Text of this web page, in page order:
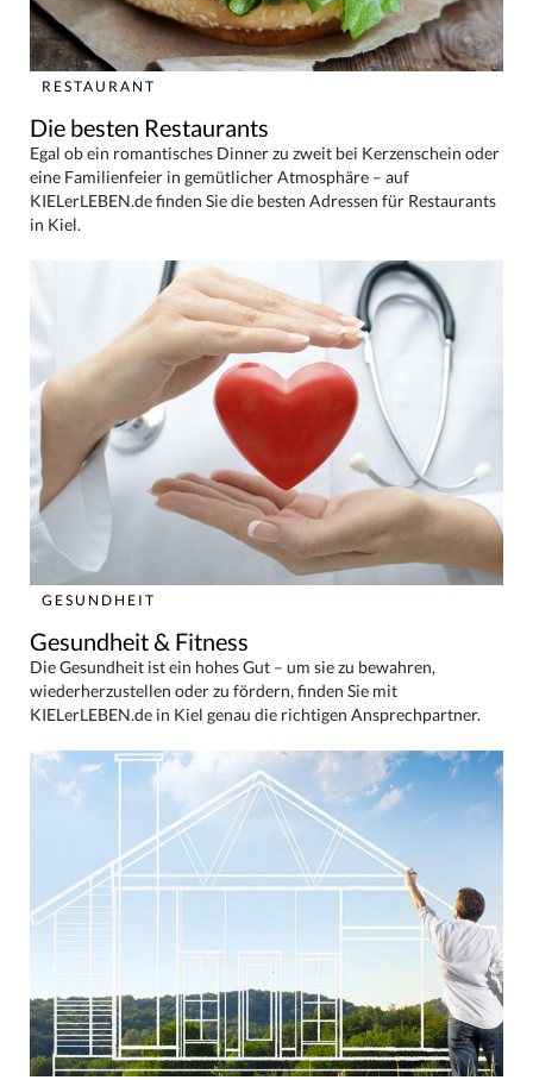
RESTAURANT
Die besten Restaurants
Egal ob ein romantisches Dinner zu zweit bei Kerzenschein oder
eine Familienfeier in gemütlicher Atmosphäre – auf
KIELerLEBEN.de finden Sie die besten Adressen für Restaurants
in Kiel.
GESUNDHEIT
Gesundheit & Fitness
Die Gesundheit ist ein hohes Gut – um sie zu bewahren,
wiederherzustellen oder zu fördern, finden Sie mit
KIELerLEBEN.de in Kiel genau die richtigen Ansprechpartner.